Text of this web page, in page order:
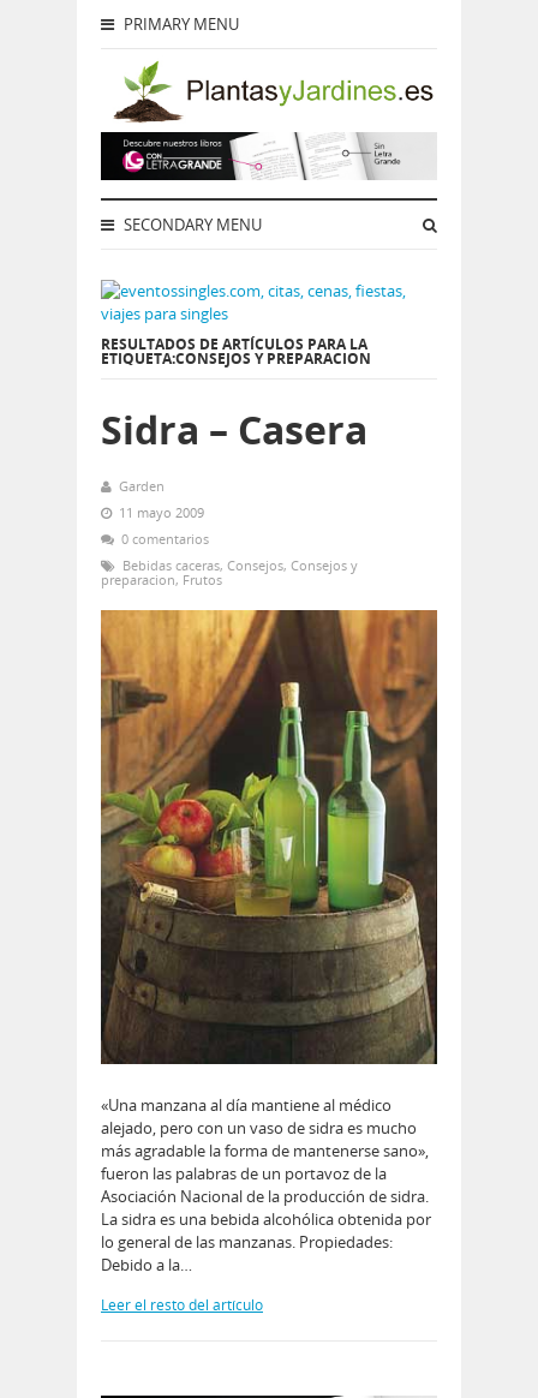
PRIMARY MENU
SECONDARY MENU
RESULTADOS DE ARTÍCULOS PARA LA
ETIQUETA:CONSEJOS Y PREPARACION
Sidra – Casera
Garden
11 mayo 2009
0 comentarios
Bebidas caceras, Consejos, Consejos y
preparacion, Frutos
«Una manzana al día mantiene al médico
alejado, pero con un vaso de sidra es mucho
más agradable la forma de mantenerse sano»,
fueron las palabras de un portavoz de la
Asociación Nacional de la producción de sidra.
La sidra es una bebida alcohólica obtenida por
lo general de las manzanas. Propiedades:
Debido a la…
Leer el resto del artículo